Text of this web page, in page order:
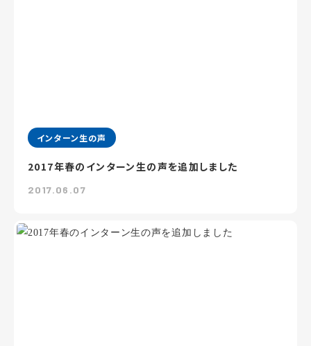
インターン生の声
2017年春のインターン生の声を追加しました
2017.06.07